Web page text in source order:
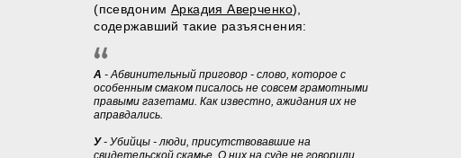
(псевдоним Аркадия Аверченко),
содержавший такие разъяснения:
А - Абвинительный приговор - слово, которое с
особенным смаком писалось не совсем грамотными
правыми газетами. Как известно, ажидания их не
аправдались.
У- Убийцы - люди, присутствовавшие на
свидетельской скамье. О них на суде не говорили